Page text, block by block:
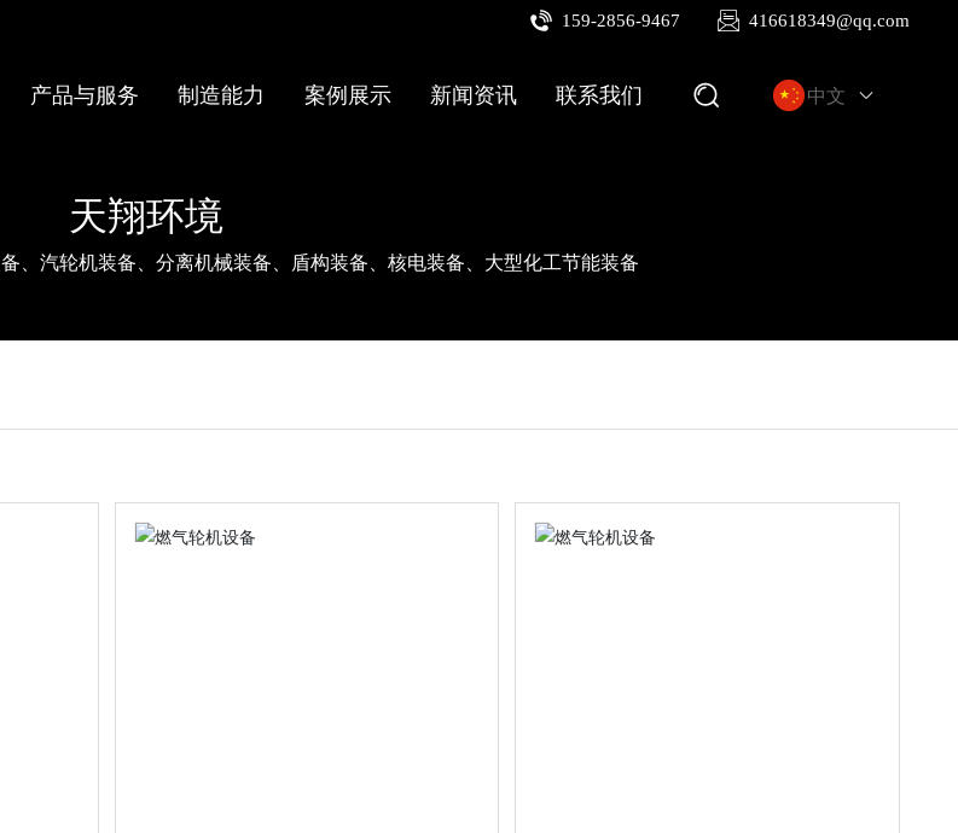
159-2856-9467 416618349@qq.com
产品与服务 制造能力 案例展示 新闻资讯 联系我们 中文
天翔环境
、汽轮机装备、分离机械装备、盾构装备、核电装备、大型化工节能装备